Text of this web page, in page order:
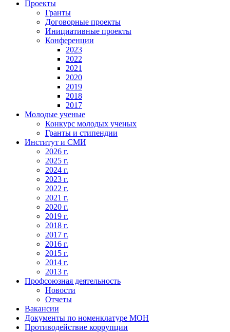
Проекты
Гранты
Договорные проекты
Инициативные проекты
Конференции
2023
2022
2021
2020
2019
2018
2017
Молодые ученые
Конкурс молодых ученых
Гранты и стипендии
Институт и СМИ
2026 г.
2025 г.
2024 г.
2023 г.
2022 г.
2021 г.
2020 г.
2019 г.
2018 г.
2017 г.
2016 г.
2015 г.
2014 г.
2013 г.
Профсоюзная деятельность
Новости
Отчеты
Вакансии
Документы по номенклатуре МОН
Противодействие коррупции